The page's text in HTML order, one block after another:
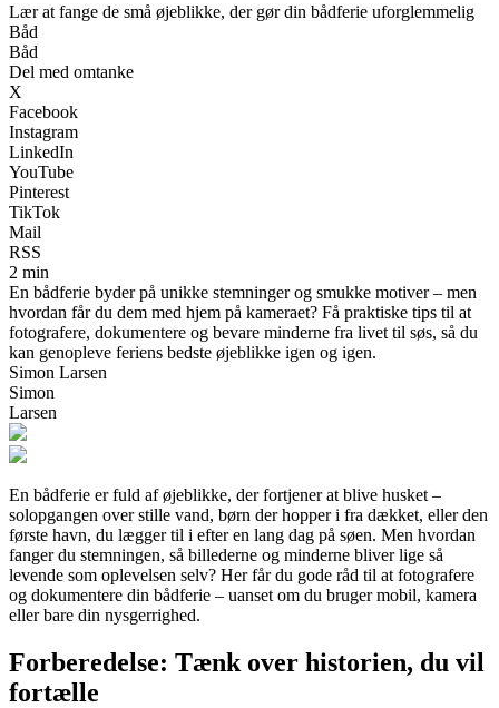
Lær at fange de små øjeblikke, der gør din bådferie uforglemmelig
Båd
Båd
Del med omtanke
X
Facebook
Instagram
LinkedIn
YouTube
Pinterest
TikTok
Mail
RSS
2 min
En bådferie byder på unikke stemninger og smukke motiver – men
hvordan får du dem med hjem på kameraet? Få praktiske tips til at
fotografere, dokumentere og bevare minderne fra livet til søs, så du
kan genopleve feriens bedste øjeblikke igen og igen.
Simon Larsen
Simon
Larsen
En bådferie er fuld af øjeblikke, der fortjener at blive husket –
solopgangen over stille vand, børn der hopper i fra dækket, eller den
første havn, du lægger til i efter en lang dag på søen. Men hvordan
fanger du stemningen, så billederne og minderne bliver lige så
levende som oplevelsen selv? Her får du gode råd til at fotografere
og dokumentere din bådferie – uanset om du bruger mobil, kamera
eller bare din nysgerrighed.
Forberedelse: Tænk over historien, du vil
fortælle